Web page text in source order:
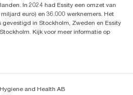
In 2024 had Essity een omzet van
euro) en 36.000 werknemers. Het
in Stockholm, Zweden en Essity
Kijk voor meer informatie op
and Health AB